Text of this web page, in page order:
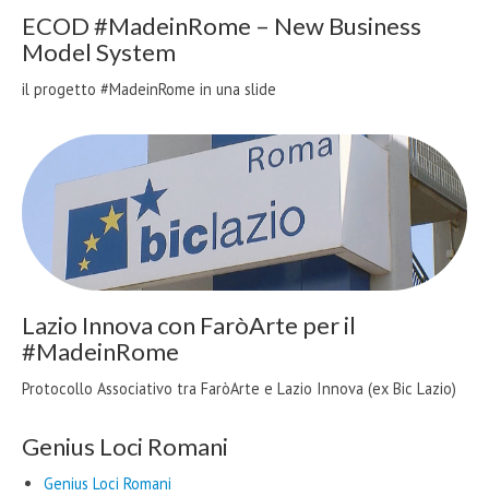
ECOD #MadeinRome – New Business
Model System
il progetto #MadeinRome in una slide
Lazio Innova con FaròArte per il
#MadeinRome
Protocollo Associativo tra FaròArte e Lazio Innova (ex Bic Lazio)
Genius Loci Romani
Genius Loci Romani